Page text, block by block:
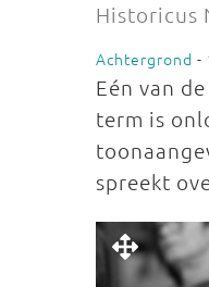
Historicus
Achtergrond -
Eén van
term is
spreekt